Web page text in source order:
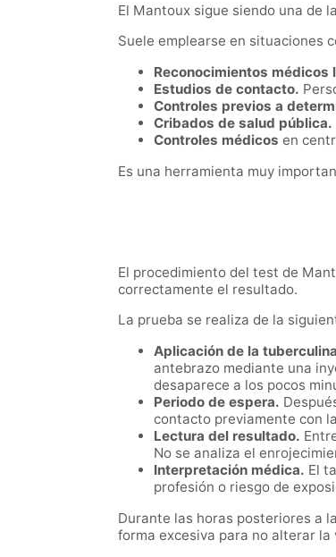
El Mantoux sigue siendo una de
Suele emplearse en situaciones
Reconocimientos médicos
Estudios de contacto.
Controles previos a
Cribados de salud pública.
Controles médicos en
Es una herramienta muy
El procedimiento del test de
correctamente el resultado.
La prueba se realiza de la
Aplicación de la
antebrazo mediante una
desaparece a los pocos
Periodo de espera.
contacto previamente con
Lectura del resultado.
No se analiza el
Interpretación médica. El
profesión o riesgo de
Durante las horas posteriores a
forma excesiva para no alterar